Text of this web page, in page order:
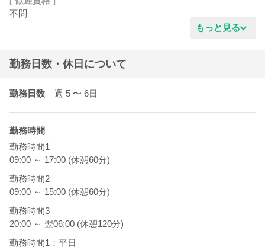
不問
もっと見る
勤務日数・休日について
勤務日数 週 5 〜 6日
勤務時間
勤務時間1
09:00 ～ 17:00 (休憩60分)
勤務時間2
09:00 ～ 15:00 (休憩60分)
勤務時間3
20:00 ～ 翌06:00 (休憩120分)
勤務時間1：平日